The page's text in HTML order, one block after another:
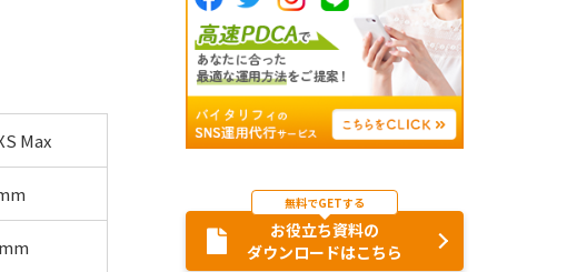
Max
お役立ち資料の
ダウンロードはこちら
無料でGETする